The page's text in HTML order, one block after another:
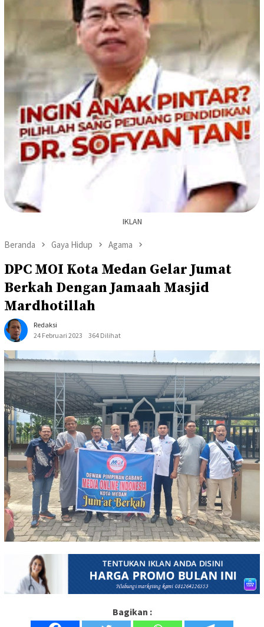
IKLAN
Beranda Gaya Hidup Agama
DPC MOI Kota Medan Gelar Jumat
Berkah Dengan Jamaah Masjid
Mardhotillah
Redaksi
24 Februari 2023
364 Dilihat
Bagikan :